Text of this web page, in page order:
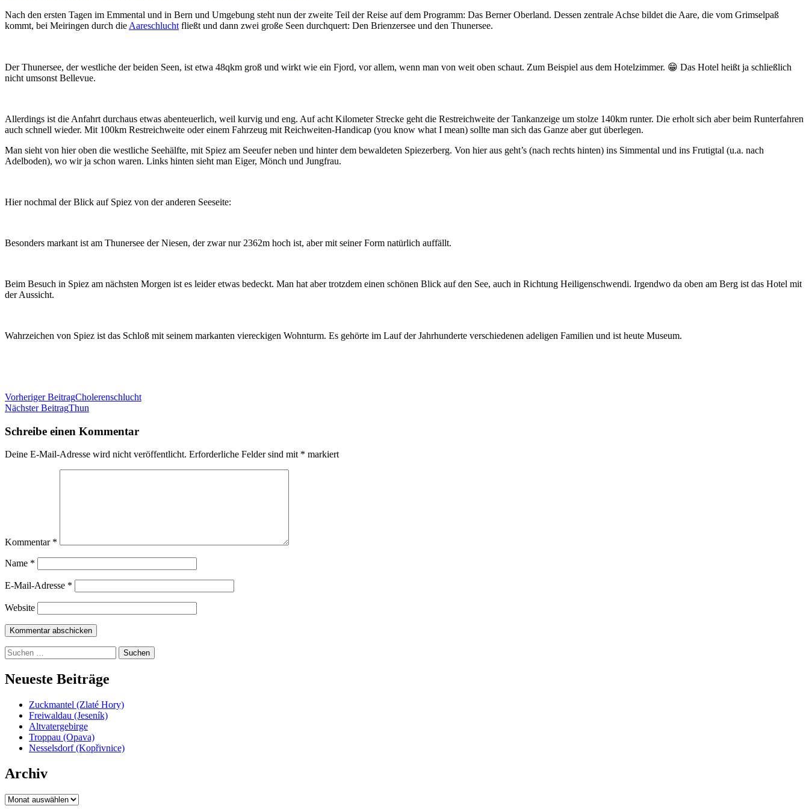
Nach den ersten Tagen im Emmental und in Bern und Umgebung steht nun der zweite Teil der Reise auf dem Programm: Das Berner Oberland. Dessen zentrale Achse bildet die Aare, die vom Grimselpaß
kommt, bei Meiringen durch die Aareschlucht fließt und dann zwei große Seen durchquert: Den Brienzersee und den Thunersee.
Der Thunersee, der westliche der beiden Seen, ist etwa 48qkm groß und wirkt wie ein Fjord, vor allem, wenn man von weit oben schaut. Zum Beispiel aus dem Hotelzimmer. 😁 Das Hotel heißt ja schließlich
nicht umsonst Bellevue.
Allerdings ist die Anfahrt durchaus etwas abenteuerlich, weil kurvig und eng. Auf acht Kilometer Strecke geht die Restreichweite der Tankanzeige um stolze 140km runter. Die erholt sich aber beim Runterfahren
auch schnell wieder. Mit 100km Restreichweite oder einem Fahrzeug mit Reichweiten-Handicap (you know what I mean) sollte man sich das Ganze aber gut überlegen.
Man sieht von hier oben die westliche Seehälfte, mit Spiez am Seeufer neben und hinter dem bewaldeten Spiezerberg. Von hier aus geht’s (nach rechts hinten) ins Simmental und ins Frutigtal (u.a. nach
Adelboden), wo wir ja schon waren. Links hinten sieht man Eiger, Mönch und Jungfrau.
Hier nochmal der Blick auf Spiez von der anderen Seeseite:
Besonders markant ist am Thunersee der Niesen, der zwar nur 2362m hoch ist, aber mit seiner Form natürlich auffällt.
Beim Besuch in Spiez am nächsten Morgen ist es leider etwas bedeckt. Man hat aber trotzdem einen schönen Blick auf den See, auch in Richtung Heiligenschwendi. Irgendwo da oben am Berg ist das Hotel mit
der Aussicht.
Wahrzeichen von Spiez ist das Schloß mit seinem markanten viereckigen Wohnturm. Es gehörte im Lauf der Jahrhunderte verschiedenen adeligen Familien und ist heute Museum.
Beitragsnavigation
Vorheriger BeitragCholerenschlucht
Nächster BeitragThun
Schreibe einen Kommentar
Deine E-Mail-Adresse wird nicht veröffentlicht. Erforderliche Felder sind mit * markiert
Kommentar *
Name *
E-Mail-Adresse *
Website
Suchen
nach:
Neueste Beiträge
Zuckmantel (Zlaté Hory)
Freiwaldau (Jeseník)
Altvatergebirge
Troppau (Opava)
Nesselsdorf (Kopřivnice)
Archiv
Archiv